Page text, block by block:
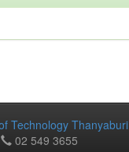
Technology Thanyaburi
02 549 3655